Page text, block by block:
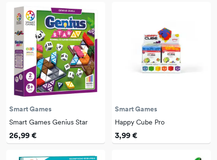
Smart Games
Smart Games Genius Star
26,99 €
Smart Games
Happy Cube Pro
3,99 €